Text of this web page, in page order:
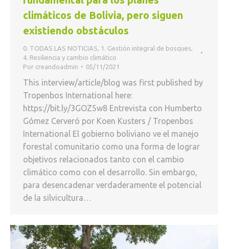
climáticos de Bolivia, pero siguen
existiendo obstáculos
0. TODAS LAS NOTICIAS, 1. Gestión integral de bosques,
4. Resiliencia y cambio climático
Por creandoadmin 05/11/2021
This interview/article/blog was first published by
Tropenbos International here:
https://bit.ly/3GOZ5w8 Entrevista con Humberto
Gómez Cerveró por Koen Kusters / Tropenbos
International El gobierno boliviano ve el manejo
forestal comunitario como una forma de lograr
objetivos relacionados tanto con el cambio
climático como con el desarrollo. Sin embargo,
para desencadenar verdaderamente el potencial
de la silvicultura…